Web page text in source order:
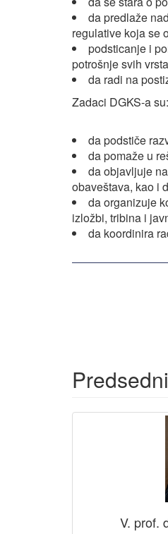
da predlaže
regulative koja se
podsticanje i
potrošnje svih
da radi na
Zadaci DGKS-a su:
da podstiče
da pomaže u
da objavljuje
obaveštava, kao i
da organizuje
izložbi, tribina i
da koordinira
V. prof.